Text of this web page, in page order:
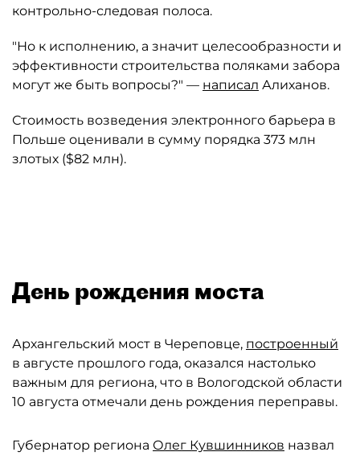
контрольно-следовая полоса.
"Но к исполнению, а значит целесообразности и
эффективности строительства поляками забора
могут же быть вопросы?" — написал Алиханов.
Стоимость возведения электронного барьера в
Польше оценивали в сумму порядка 373 млн
злотых ($82 млн).
День рождения моста
Архангельский мост в Череповце, построенный
в августе прошлого года, оказался настолько
важным для региона, что в Вологодской области
10 августа отмечали день рождения переправы.
Губернатор региона Олег Кувшинников назвал